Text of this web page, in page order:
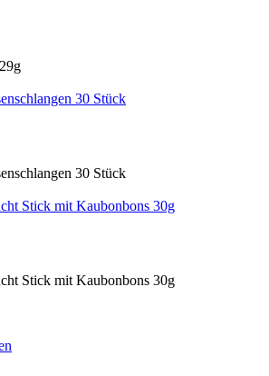
30 Stück
30 Stück
Stick mit Kaubonbons 30g
Stick mit Kaubonbons 30g